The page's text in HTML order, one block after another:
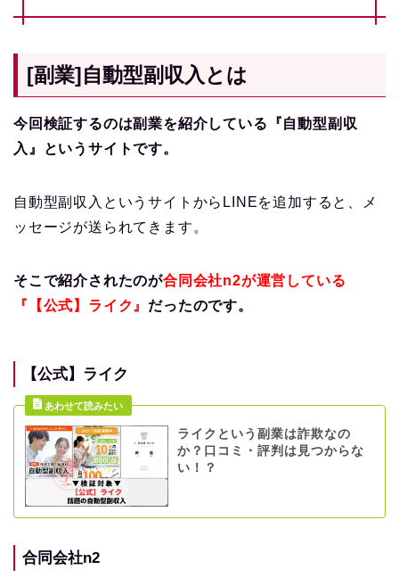
[副業]自動型副収入とは
今回検証するのは副業を紹介している『自動型副収
入』というサイトです。
自動型副収入というサイトからLINEを追加すると、メ
ッセージが送られてきます。
そこで紹介されたのが合同会社n2が運営している
『【公式】ライク』 だったのです。
【公式】ライク
ライクという副業は詐欺なの
か？口コミ・評判は見つからな
い！？
合同会社n2